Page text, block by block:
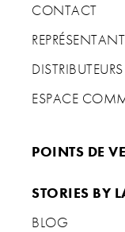
CONTACT
DISTRIBUTEURS
ESPACE
POINTS DE
STORIES BY
BLOG